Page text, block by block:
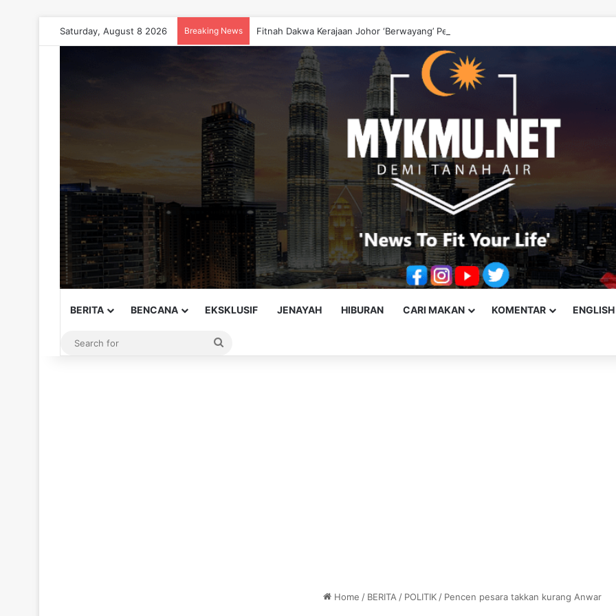
Saturday, August 8 2026 Breaking News Fitnah Dakwa Kerajaan Johor ‘Berwayang’ Perlu Diperbetulkan – Onn Hafiz
BERITA BENCANA EKSKLUSIF JENAYAH HIBURAN CARI MAKAN KOMENTAR
Home / BERITA / POLITIK / Pencen pesara takkan kurang Anwar